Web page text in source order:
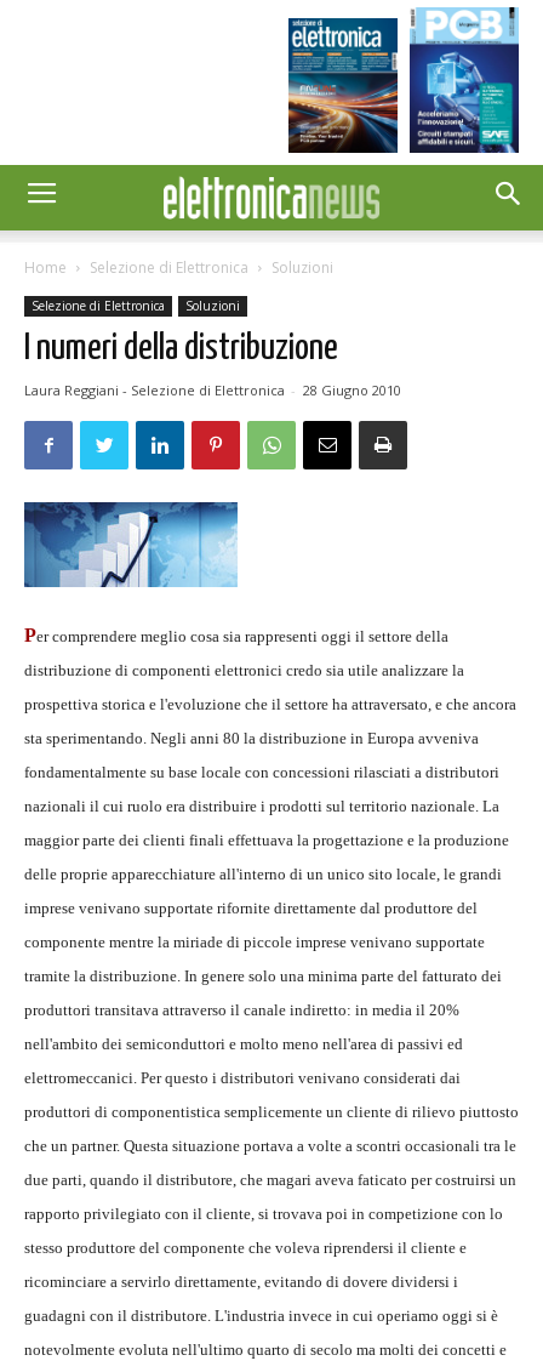
Home Selezione di Elettronica Soluzioni
Selezione di Elettronica Soluzioni
I numeri della distribuzione
Laura Reggiani - Selezione di Elettronica - 28 Giugno 2010
Per comprendere meglio cosa sia rappresenti oggi il settore della
distribuzione di componenti elettronici credo sia utile analizzare la
prospettiva storica e l'evoluzione che il settore ha attraversato, e che ancora
sta sperimentando. Negli anni 80 la distribuzione in Europa avveniva
fondamentalmente su base locale con concessioni rilasciati a distributori
nazionali il cui ruolo era distribuire i prodotti sul territorio nazionale. La
maggior parte dei clienti finali effettuava la progettazione e la produzione
delle proprie apparecchiature all'interno di un unico sito locale, le grandi
imprese venivano supportate rifornite direttamente dal produttore del
componente mentre la miriade di piccole imprese venivano supportate
tramite la distribuzione. In genere solo una minima parte del fatturato dei
produttori transitava attraverso il canale indiretto: in media il 20%
nell'ambito dei semiconduttori e molto meno nell'area di passivi ed
elettromeccanici. Per questo i distributori venivano considerati dai
produttori di componentistica semplicemente un cliente di rilievo piuttosto
che un partner. Questa situazione portava a volte a scontri occasionali tra le
due parti, quando il distributore, che magari aveva faticato per costruirsi un
rapporto privilegiato con il cliente, si trovava poi in competizione con lo
stesso produttore del componente che voleva riprendersi il cliente e
ricominciare a servirlo direttamente, evitando di dovere dividersi i
guadagni con il distributore. L'industria invece in cui operiamo oggi si è
notevolmente evoluta nell'ultimo quarto di secolo ma molti dei concetti e